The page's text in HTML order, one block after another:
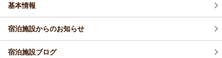
基本情報
宿泊施設からのお知らせ
宿泊施設ブログ